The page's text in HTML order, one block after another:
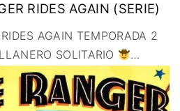
RIDES AGAIN (SERIE)
AGAIN TEMPORADA 2
SOLITARIO …